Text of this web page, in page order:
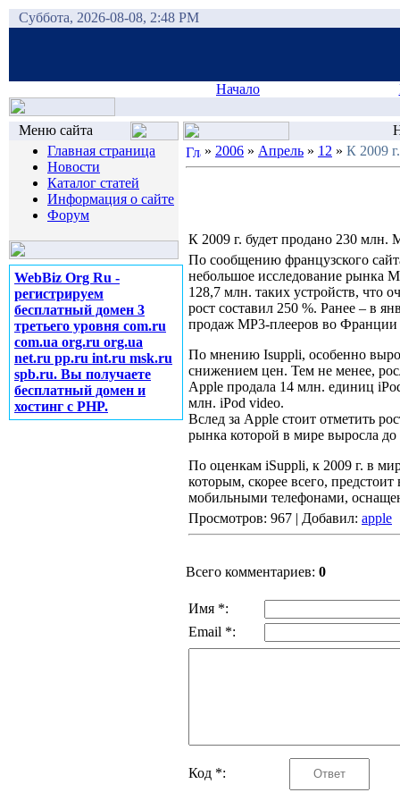
Суббота, 2026-08-08, 2:48 PM
Начало
Меню сайта
Главная страница
Новости
Каталог статей
Информация о сайте
Форум
WebBiz Org Ru -
регистрируем
бесплатный домен 3
третьего уровня com.ru
com.ua org.ru org.ua
net.ru pp.ru int.ru msk.ru
spb.ru. Вы получаете
бесплатный домен и
хостинг с PHP.
» 2006 » Апрель » 12 » К 2009
К 2009 г. будет продано 230 млн.
По сообщению французского
небольшое исследование рынка
128,7 млн. таких устройств, что
рост составил 250 %. Ранее – в
продаж MP3-плееров во
По мнению Isuppli, особенно
снижением цен. Тем не менее,
Apple продала 14 млн. единиц
млн. iPod video.
Вслед за Apple стоит отметить
рынка которой в мире выросла до
По оценкам iSuppli, к 2009 г. в
которым, скорее всего,
мобильными телефонами,
Просмотров: 967 | Добавил: apple
Всего комментариев: 0
Имя *:
Email *:
Код *: